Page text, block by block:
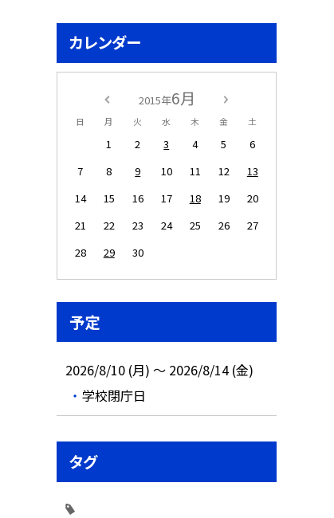
カレンダー
2015年6月
日 月 火 水 木 金 土
1 2 3 4 5
6
7
8 9 10 11 12
13
14
15 16 17 18 19
20
21
22 23 24 25 26
27
28
29 30
予定
2026/8/10 (月) ～ 2026/8/14 (金)
学校閉庁日
タグ